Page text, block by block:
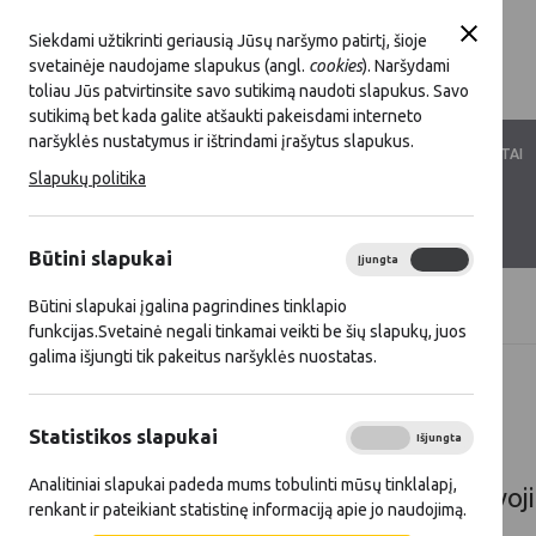
Siekdami užtikrinti geriausią Jūsų naršymo patirtį, šioje
svetainėje naudojame slapukus (angl. cookies). Naršydami
toliau Jūs patvirtinsite savo sutikimą naudoti slapukus. Savo
sutikimą bet kada galite atšaukti pakeisdami interneto
naršyklės nustatymus ir ištrindami įrašytus slapukus.
Slapukų politika
Būtini slapukai Įjungta
Būtini slapukai įgalina pagrindines tinklapio
funkcijas.Svetainė negali tinkamai veikti be šių slapukų, juos
galima išjungti tik pakeitus naršyklės nuostatas.
Statistikos slapukai Išjungta
Analitiniai slapukai padeda mums tobulinti mūsų tinklalapį,
renkant ir pateikiant statistinę informaciją apie jo naudojimą.
LKT VEIKLA LKT NARYSTĖ DOKUMENTAI
Titulinis Renginiai
Renginiai
LKT dirbtuvės: Potencialiai